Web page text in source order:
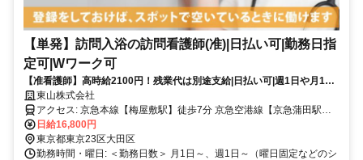
【単発】訪問入浴の訪問看護師(准)|日払い可|勤務日指
定可|Wワーク可
【准看護師】高時給2100円！残業代は別途支給|日払い可|週1日や月1回
～の単発勤務OK|即日勤務可能|1日8hのスポットワーク【梅屋敷駅】
(17954-36-10)
東山株式会社
アクセス: 京急本線【梅屋敷駅】徒歩7分 京急空港線【京急蒲田駅】
徒歩8分 京急本線【京急蒲田駅】徒歩8分
日給16,800円
東京都東京23区大田区
勤務時間・曜日: ＜勤務日数＞ 月1日～、週1日～（曜日固定などのシ